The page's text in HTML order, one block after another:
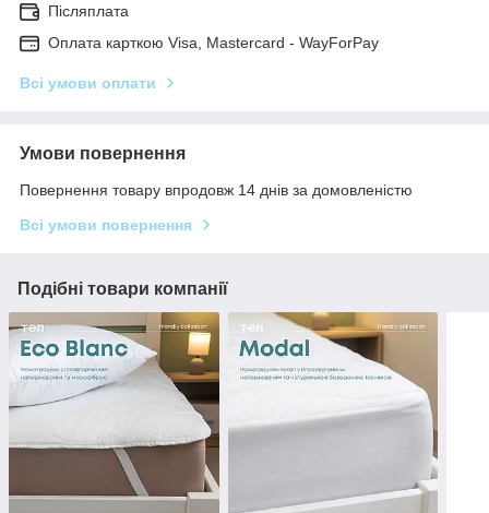
Післяплата
Оплата карткою Visa, Mastercard - WayForPay
Всі умови оплати
Умови повернення
Повернення товару впродовж 14 днів за домовленістю
Всі умови повернення
Подібні товари компанії